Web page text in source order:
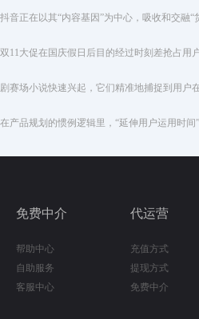
双11大促在国庆假日后目的经过时刻差抢占用
剧赛场小说快速兴起，它们精准地捕捉到用户
在产品规划的惯例逻辑里，“延伸用户运用时间
免费中介
帮助中心
自助服务
客服中心
代运营
充值方式
提现方式
免费中介